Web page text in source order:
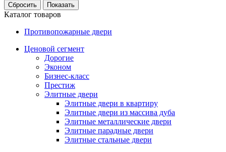
Каталог товаров
Противопожарные двери
Ценовой сегмент
Дорогие
Эконом
Бизнес-класс
Престиж
Элитные двери
Элитные двери в квартиру
Элитные двери из массива дуба
Элитные металлические двери
Элитные парадные двери
Элитные стальные двери